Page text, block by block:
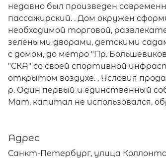
недавно был произведен
пассажирский. . Дом окружен
необходимой торговой,
зелеными дворами, детскими
с домом, до метро "Пр.
"СКА" со своей спортивной
открытом воздухе. . Условия
р. Один первый и единственный
Мат. капитал не использовался,
Адрес
Санкт-Петербург, улица